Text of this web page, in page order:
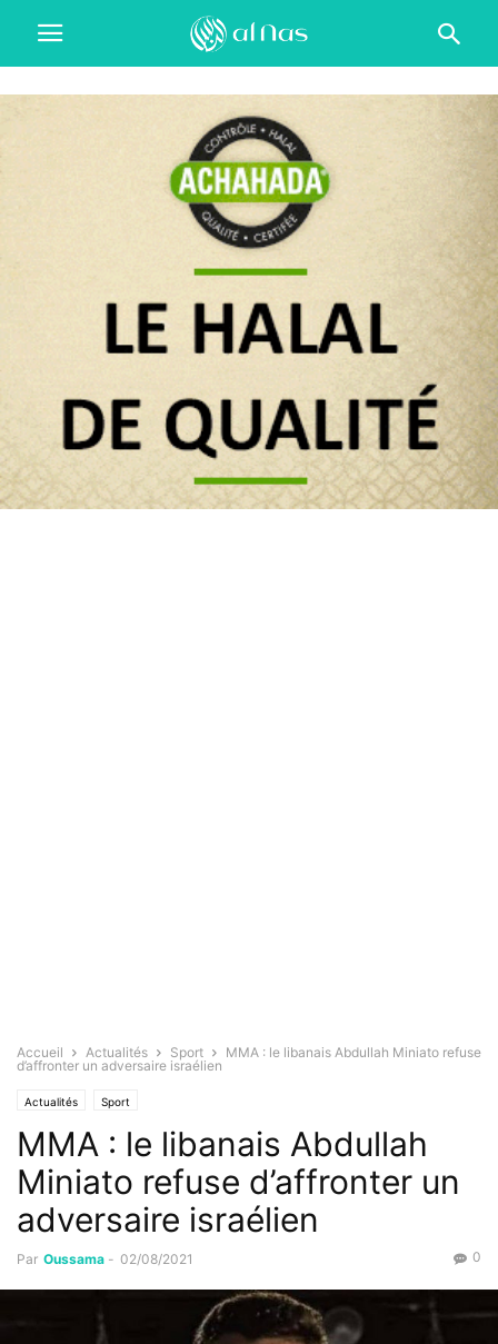
Accueil Actualités Sport
MMA : le libanais Abdullah Miniato refuse
d’affronter un adversaire israélien
Actualités Sport
MMA : le libanais Abdullah
Miniato refuse d’affronter un
adversaire israélien
Par Oussama - 02/08/2021 0